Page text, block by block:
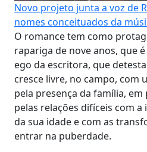
Novo projeto junta a voz de
nomes conceituados da
O romance tem como
rapariga de nove anos, que
ego da escritora, que
cresce livre, no campo, com
pela presença da família,
pelas relações difíceis com
da sua idade e com as
entrar na puberdade.